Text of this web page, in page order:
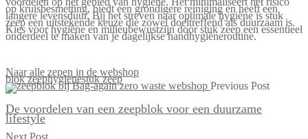
op kruisbesmetting, biedt een grondigere reiniging en heeft een
langere levensduur. Bij het streven naar optimale hygiëne is stuk
zeep een uitstekende keuze die zowel doeltreffend als duurzaam is.
Kies voor hygiëne en milieubewustzijn door stuk zeep een essentieel
onderdeel te maken van je dagelijkse handhygiëneroutine.
Naar alle zepen in de webshop
blok zeephygienestuk zeep
Previous Post
De voordelen van een zeepblok voor een duurzame
lifestyle
Next Post